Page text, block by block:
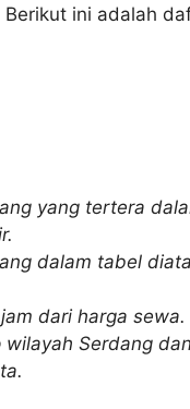
ini adalah
yang tertera
dalam tabel
dari harga sewa.
wilayah Serdang